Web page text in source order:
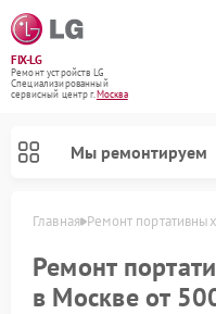
FIX-LG
Ремонт устройств LG
Специализированный
cервисный центр г.Москва
Мы ремонтируем
Главная Ремонт
Ремонт
в Москве от